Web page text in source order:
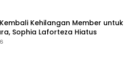
Kembali Kehilangan Member untuk
Sophia Laforteza Hiatus